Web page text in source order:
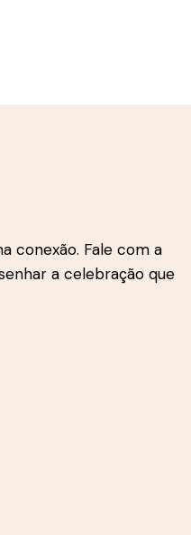
conexão. Fale com a
a celebração que